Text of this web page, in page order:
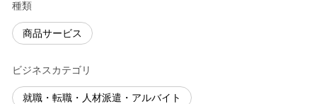
種類
商品サービス
ビジネスカテゴリ
就職・転職・人材派遣・アルバイト